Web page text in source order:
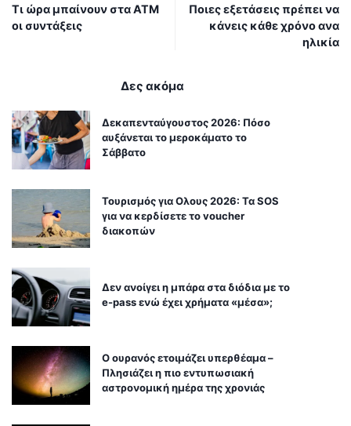
Τι ώρα μπαίνουν στα ΑΤΜ
οι συντάξεις
Ποιες εξετάσεις πρέπει να
κάνεις κάθε χρόνο ανα
ηλικία
Δες ακόμα
Δεκαπενταύγουστος 2026: Πόσο
αυξάνεται το μεροκάματο το
Σάββατο
Τουρισμός για Ολους 2026: Τα SOS
για να κερδίσετε το voucher
διακοπών
Δεν ανοίγει η μπάρα στα διόδια με το
e-pass ενώ έχει χρήματα «μέσα»;
Ο ουρανός ετοιμάζει υπερθέαμα –
Πλησιάζει η πιο εντυπωσιακή
αστρονομική ημέρα της χρονιάς